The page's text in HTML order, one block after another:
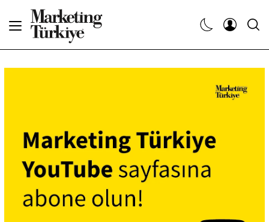
Dergiler
Etkinlikler